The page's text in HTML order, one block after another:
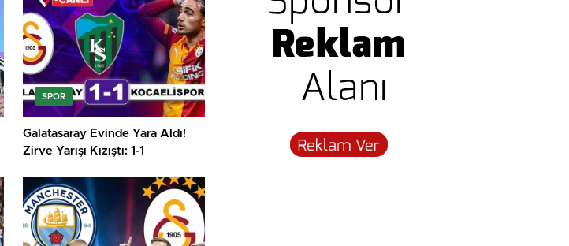
SPOR
Galatasaray Evinde Yara Aldı!
Zirve Yarışı Kızıştı: 1-1